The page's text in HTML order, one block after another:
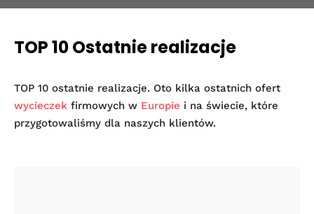
TOP 10 Ostatnie realizacje
TOP 10 ostatnie realizacje. Oto kilka ostatnich ofert
wycieczek firmowych w Europie i na świecie, które
przygotowaliśmy dla naszych klientów.